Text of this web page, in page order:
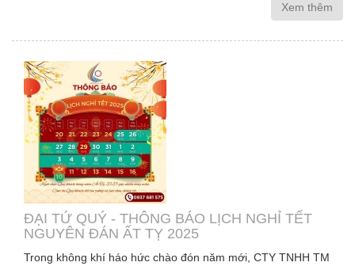
Xem thêm
ĐẠI TỨ QUÝ - THÔNG BÁO LỊCH NGHỈ TẾT
NGUYÊN ĐÁN ẤT TỴ 2025
Trong không khí háo hức chào đón năm mới, CTY TNHH TM